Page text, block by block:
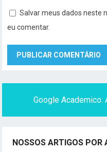
Salvar meus dados neste
eu comentar.
Google Academico:
NOSSOS ARTIGOS POR